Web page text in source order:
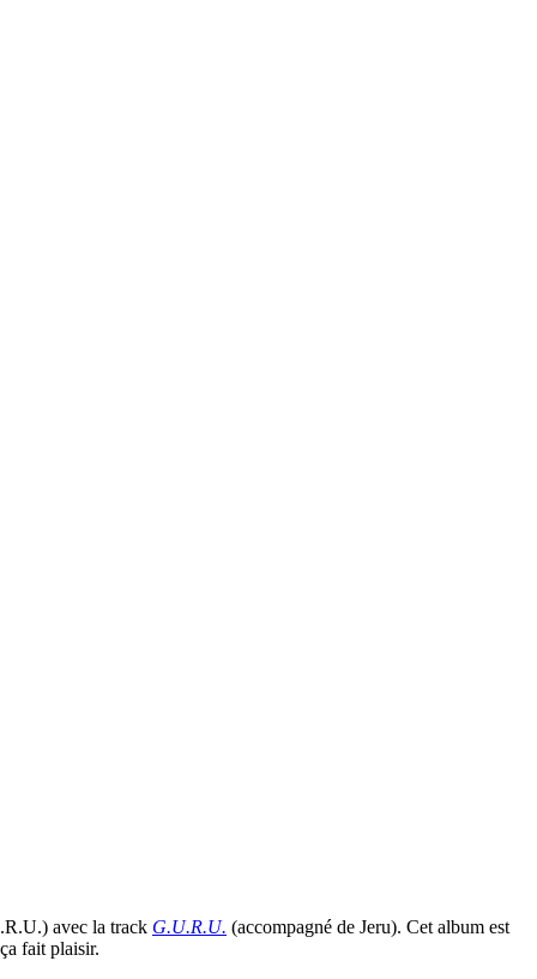
avec la track G.U.R.U. (accompagné de Jeru). Cet album est
fait plaisir.